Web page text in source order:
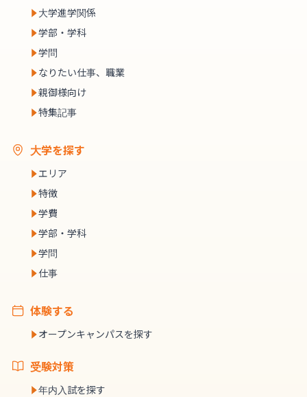
大学進学関係
学部・学科
学問
なりたい仕事、職業
親御様向け
特集記事
大学を探す
エリア
特徴
学費
学部・学科
学問
仕事
体験する
オープンキャンパスを探す
受験対策
年内入試を探す